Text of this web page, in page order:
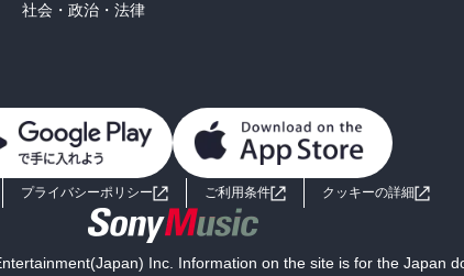
社会・政治・法律
プライバシーポリシー ご利用条件 クッキーの詳細
Inc. Information on the site is for the Japan